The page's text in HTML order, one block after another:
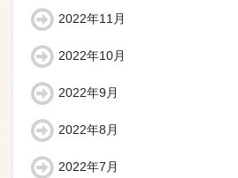
2022年11月
2022年10月
2022年9月
2022年8月
2022年7月